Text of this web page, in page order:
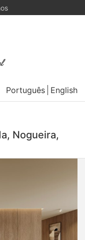
Português English
Nogueira,